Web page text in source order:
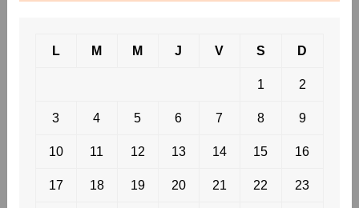
L M M J V S D
1 2
3 4 5 6 7 8 9
10 11 12 13 14 15 16
17 18 19 20 21 22 23